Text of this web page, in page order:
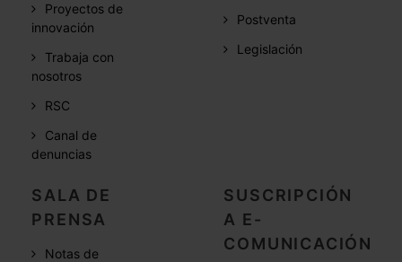
Proyectos de
innovación
Trabaja con
nosotros
RSC
Canal de
denuncias
Postventa
Legislación
SALA DE
PRENSA
Notas de
SUSCRIPCIÓN
A E-
COMUNICACIÓN